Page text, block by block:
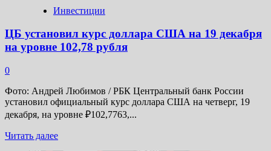
Инвестиции
ЦБ установил курс доллара США на 19 декабря
на уровне 102,78 рубля
0
Фото: Андрей Любимов / РБК Центральный банк России
установил официальный курс доллара США на четверг, 19
декабря, на уровне ₽102,7763,...
Читать далееПрочитать